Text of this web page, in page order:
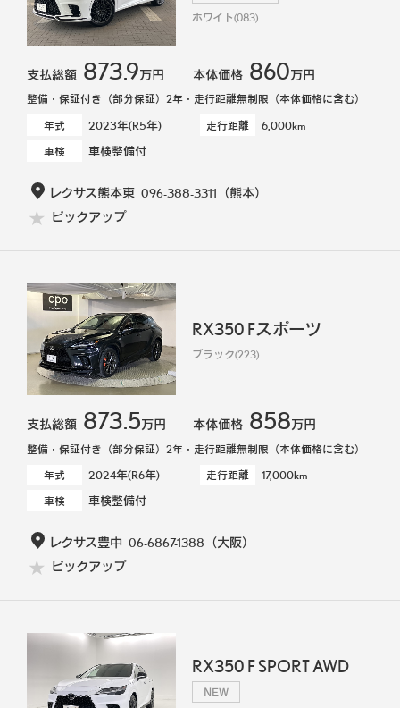
ホワイト(083)
支払総額 873.9万円 本体価格 860万円
整備・保証付き（部分保証）2年・走行距離無制限（本体価格に含む）
年式
2023年(R5年) 走行距離 6,000km
車検 車検整備付
レクサス熊本東 096-388-3311 （熊本）
ピックアップ
RX350 Fスポーツ
ブラック(223)
支払総額 873.5万円 本体価格 858万円
整備・保証付き（部分保証）2年・走行距離無制限（本体価格に含む）
年式
2024年(R6年) 走行距離 17,000km
車検 車検整備付
レクサス豊中 06-6867-1388 （大阪）
ピックアップ
RX350 F SPORT AWD
NEW